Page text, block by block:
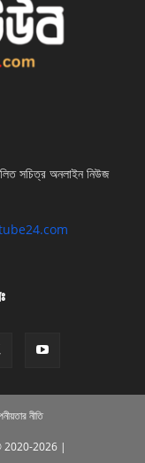
সচিত্র অনলাইন নিউজ
নীতি
2020-2026 |